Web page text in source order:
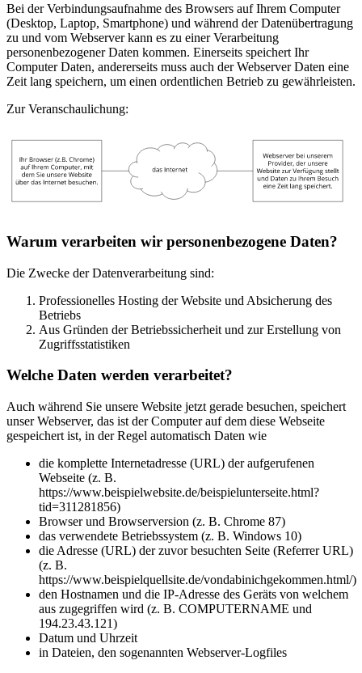
Bei der Verbindungsaufnahme des Browsers auf Ihrem Computer
(Desktop, Laptop, Smartphone) und während der Datenübertragung
zu und vom Webserver kann es zu einer Verarbeitung
personenbezogener Daten kommen. Einerseits speichert Ihr
Computer Daten, andererseits muss auch der Webserver Daten eine
Zeit lang speichern, um einen ordentlichen Betrieb zu gewährleisten.
Zur Veranschaulichung:
Warum verarbeiten wir personenbezogene Daten?
Die Zwecke der Datenverarbeitung sind:
Professionelles Hosting der Website und Absicherung des
Betriebs
Aus Gründen der Betriebssicherheit und zur Erstellung von
Zugriffsstatistiken
Welche Daten werden verarbeitet?
Auch während Sie unsere Website jetzt gerade besuchen, speichert
unser Webserver, das ist der Computer auf dem diese Webseite
gespeichert ist, in der Regel automatisch Daten wie
die komplette Internetadresse (URL) der aufgerufenen
Webseite (z. B.
https://www.beispielwebsite.de/beispielunterseite.html?
tid=311281856)
Browser und Browserversion (z. B. Chrome 87)
das verwendete Betriebssystem (z. B. Windows 10)
die Adresse (URL) der zuvor besuchten Seite (Referrer URL)
(z. B.
https://www.beispielquellsite.de/vondabinichgekommen.html/)
den Hostnamen und die IP-Adresse des Geräts von welchem
aus zugegriffen wird (z. B. COMPUTERNAME und
194.23.43.121)
Datum und Uhrzeit
in Dateien, den sogenannten Webserver-Logfiles